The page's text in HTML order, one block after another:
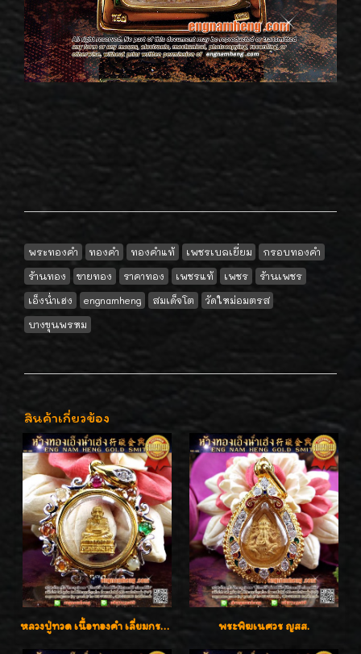
พระทองคำ ทองคำ ทองคำแท้ เพชรเบลเยี่ยม
กรอบทองคำ
ร้านทอง
ขายทอง ราคาทอง เพชรแท้ เพชร
ร้านเพชร
เอ็งน่ำเฮง
engnamheng สมเด็จโต
วัดใหม่อมตรส
บางขุนพรหม
สินค้าเกี่ยวข้อง
หลวงปู่ทวด เนื้อทองคำ เลี่ยมกรอบทองคำประดับเพชรแท้และพลอยนพเก้า น่ารักมากๆค่ะ พระพิฆเนศวร ญสส.